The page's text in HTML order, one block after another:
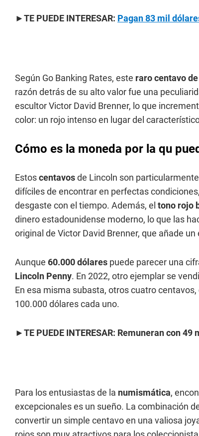
►TE PUEDE INTERESAR: Pagan 83 mil
Según Go Banking Rates, este raro centavo
razón detrás de su alto valor fue una
escultor Victor David Brenner, lo que
color: un rojo intenso en lugar del
Cómo es la moneda por la qu
Estoscentavosde Lincoln son
difíciles de encontrar en perfectas
desgaste con el tiempo. Además, el tono rojo
dinero estadounidense moderno, lo que las
original de Victor David Brenner, que añade
Aunque 60.000 dólares puede parecer una
Lincoln Penny. En 2022, otro ejemplar se
En esa misma subasta, otros cuatro
100.000 dólares cada uno.
►TE PUEDE INTERESAR: Remuneran con
Para los entusiastas de la numismática,
excepcionales es un sueño. La combinación
convertir un simple centavo en una valiosa